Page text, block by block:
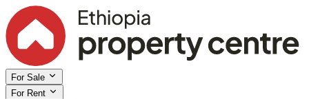
For Sale
For Rent